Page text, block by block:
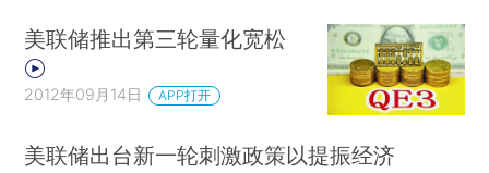
美联储推出第三轮量化宽松
2012年09月14日 APP打开
美联储出台新一轮刺激政策以提振经济